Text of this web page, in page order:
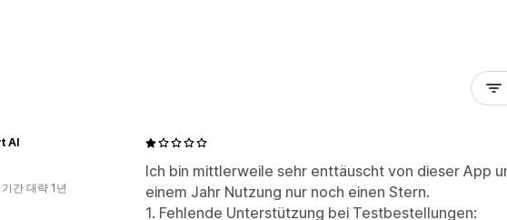
Ich bin mittlerweile sehr enttäuscht von dieser App
einem Jahr Nutzung nur noch einen Stern.
1. Fehlende Unterstützung bei Testbestellungen:
AI
간 대략 1년